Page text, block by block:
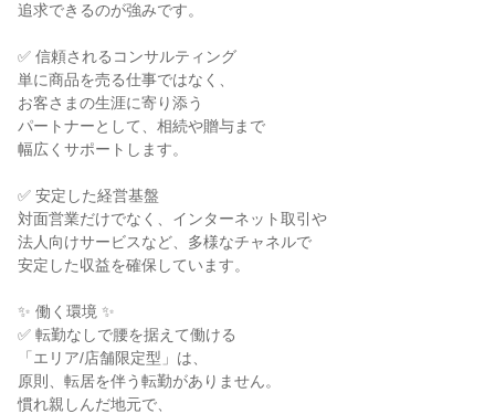
追求できるのが強みです。
✅ 信頼されるコンサルティング
単に商品を売る仕事ではなく、
お客さまの生涯に寄り添う
パートナーとして、相続や贈与まで
幅広くサポートします。
✅ 安定した経営基盤
対面営業だけでなく、インターネット取引や
法人向けサービスなど、多様なチャネルで
安定した収益を確保しています。
✨ 働く環境 ✨
✅ 転勤なしで腰を据えて働ける
「エリア/店舗限定型」は、
原則、転居を伴う転勤がありません。
慣れ親しんだ地元で、